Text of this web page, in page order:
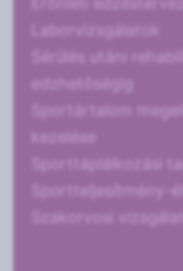
Laborvizsgálatok
Sérülés utáni
edzhetőségig
Sportártalom
kezelése
Sporttáplálkozási
Sportteljesítmény-
Szakorvosi